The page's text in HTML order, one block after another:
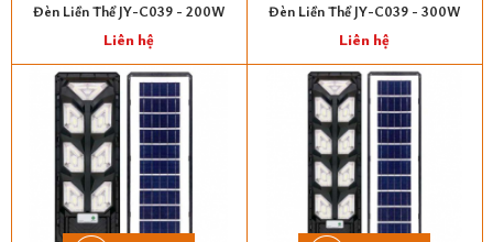
Đèn Liền Thể JY-C039 - 200W
Liên hệ
Đèn Liền Thể JY-C039 - 300W
Liên hệ